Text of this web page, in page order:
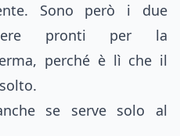
Sono però i due
pronti per la
perché è lì che il
se serve solo al